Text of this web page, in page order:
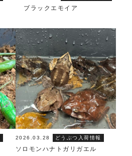
ブラックエモイア
2026.03.28 どうぶつ入荷情報
ソロモンハナトガリガエル